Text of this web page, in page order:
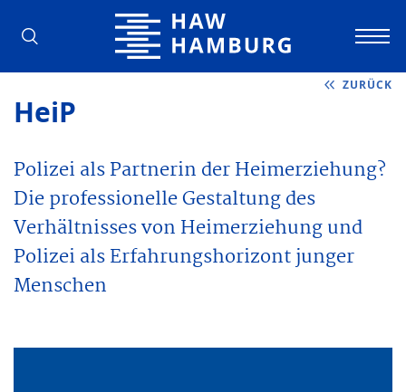
Hochschule für Angewandte
ZURÜCK
HeiP
Polizei als Partnerin der Heimerziehung?
Die professionelle Gestaltung des
Verhältnisses von Heimerziehung und
Polizei als Erfahrungshorizont junger
Menschen